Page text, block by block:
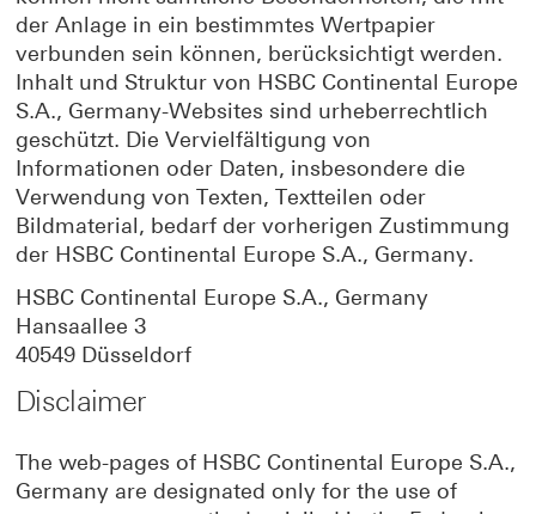
der Anlage in ein bestimmtes Wertpapier
verbunden sein können, berücksichtigt werden.
Inhalt und Struktur von HSBC Continental Europe
S.A., Germany-Websites sind urheberrechtlich
geschützt. Die Vervielfältigung von
Informationen oder Daten, insbesondere die
Verwendung von Texten, Textteilen oder
Bildmaterial, bedarf der vorherigen Zustimmung
der HSBC Continental Europe S.A., Germany.
HSBC Continental Europe S.A., Germany
Hansaallee 3
40549 Düsseldorf
Disclaimer
The web-pages of HSBC Continental Europe S.A.,
Germany are designated only for the use of